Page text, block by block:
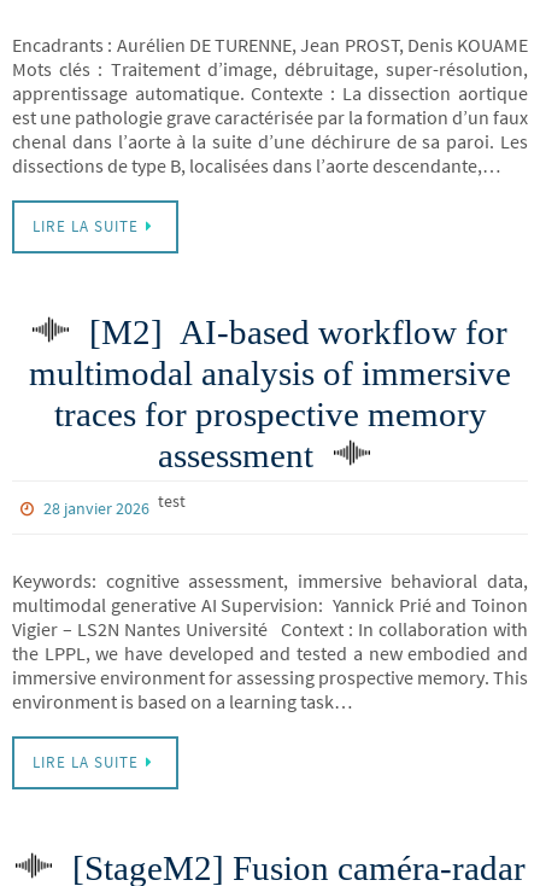
Encadrants : Aurélien DE TURENNE, Jean PROST, Denis KOUAME
Mots clés : Traitement d’image, débruitage, super-résolution,
apprentissage automatique. Contexte : La dissection aortique
est une pathologie grave caractérisée par la formation d’un faux
chenal dans l’aorte à la suite d’une déchirure de sa paroi. Les
dissections de type B, localisées dans l’aorte descendante,…
LIRE LA SUITE
[M2] AI-based workflow for
multimodal analysis of immersive
traces for prospective memory
assessment
test
28 janvier 2026
Keywords: cognitive assessment, immersive behavioral data,
multimodal generative AI Supervision: Yannick Prié and Toinon
Vigier – LS2N Nantes Université Context : In collaboration with
the LPPL, we have developed and tested a new embodied and
immersive environment for assessing prospective memory. This
environment is based on a learning task…
LIRE LA SUITE
[StageM2] Fusion caméra-radar